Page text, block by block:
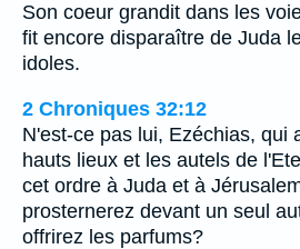
Son coeur grandit dans les
fit encore disparaître de Juda
idoles.
2 Chroniques 32:12
N'est-ce pas lui, Ezéchias, qui
hauts lieux et les autels de
cet ordre à Juda et à
prosternerez devant un seul
offrirez les parfums?